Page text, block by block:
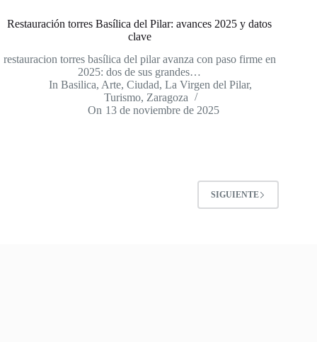
Restauración torres Basílica del Pilar: avances 2025 y datos
clave
restauracion torres basílica del pilar avanza con paso firme en
2025: dos de sus grandes…
In Basilica, Arte,Ciudad,La Virgen del Pilar,
Turismo, Zaragoza
On 13 de noviembre de 2025
SIGUIENTE